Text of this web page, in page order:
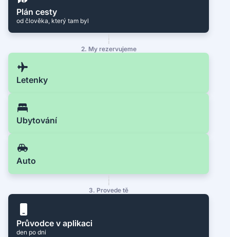
Plán cesty
od člověka, který tam byl
2. My rezervujeme
Letenky
Ubytování
Auto
3. Provede tě
Průvodce v aplikaci
den po dni